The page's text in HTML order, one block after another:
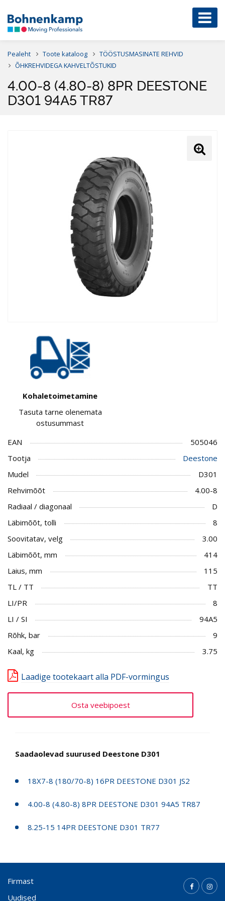
Pealeht Toote kataloog
TÖÖSTUSMASINATE REHVID
ÕHKREHVIDEGA KAHVELTÕSTUKID
4.00-8 (4.80-8) 8PR DEESTONE
D301 94A5 TR87
Kohaletoimetamine
Tasuta tarne olenemata
ostusummast
EAN
505046
Tootja
Deestone
Mudel
D301
Rehvimõõt
4.00-8
Radiaal / diagonaal
D
Läbimõõt, tolli
8
Soovitatav, velg
3.00
Läbimõõt, mm
414
Laius, mm
115
TL / TT
TT
LI/PR
8
LI / SI
94A5
Rõhk, bar
9
Kaal, kg
3.75
Laadige tootekaart alla PDF-vormingus
Osta veebipoest
Saadaolevad suurused Deestone D301
18X7-8 (180/70-8) 16PR DEESTONE D301 JS2
4.00-8 (4.80-8) 8PR DEESTONE D301 94A5 TR87
8.25-15 14PR DEESTONE D301 TR77
Firmast
Uudised